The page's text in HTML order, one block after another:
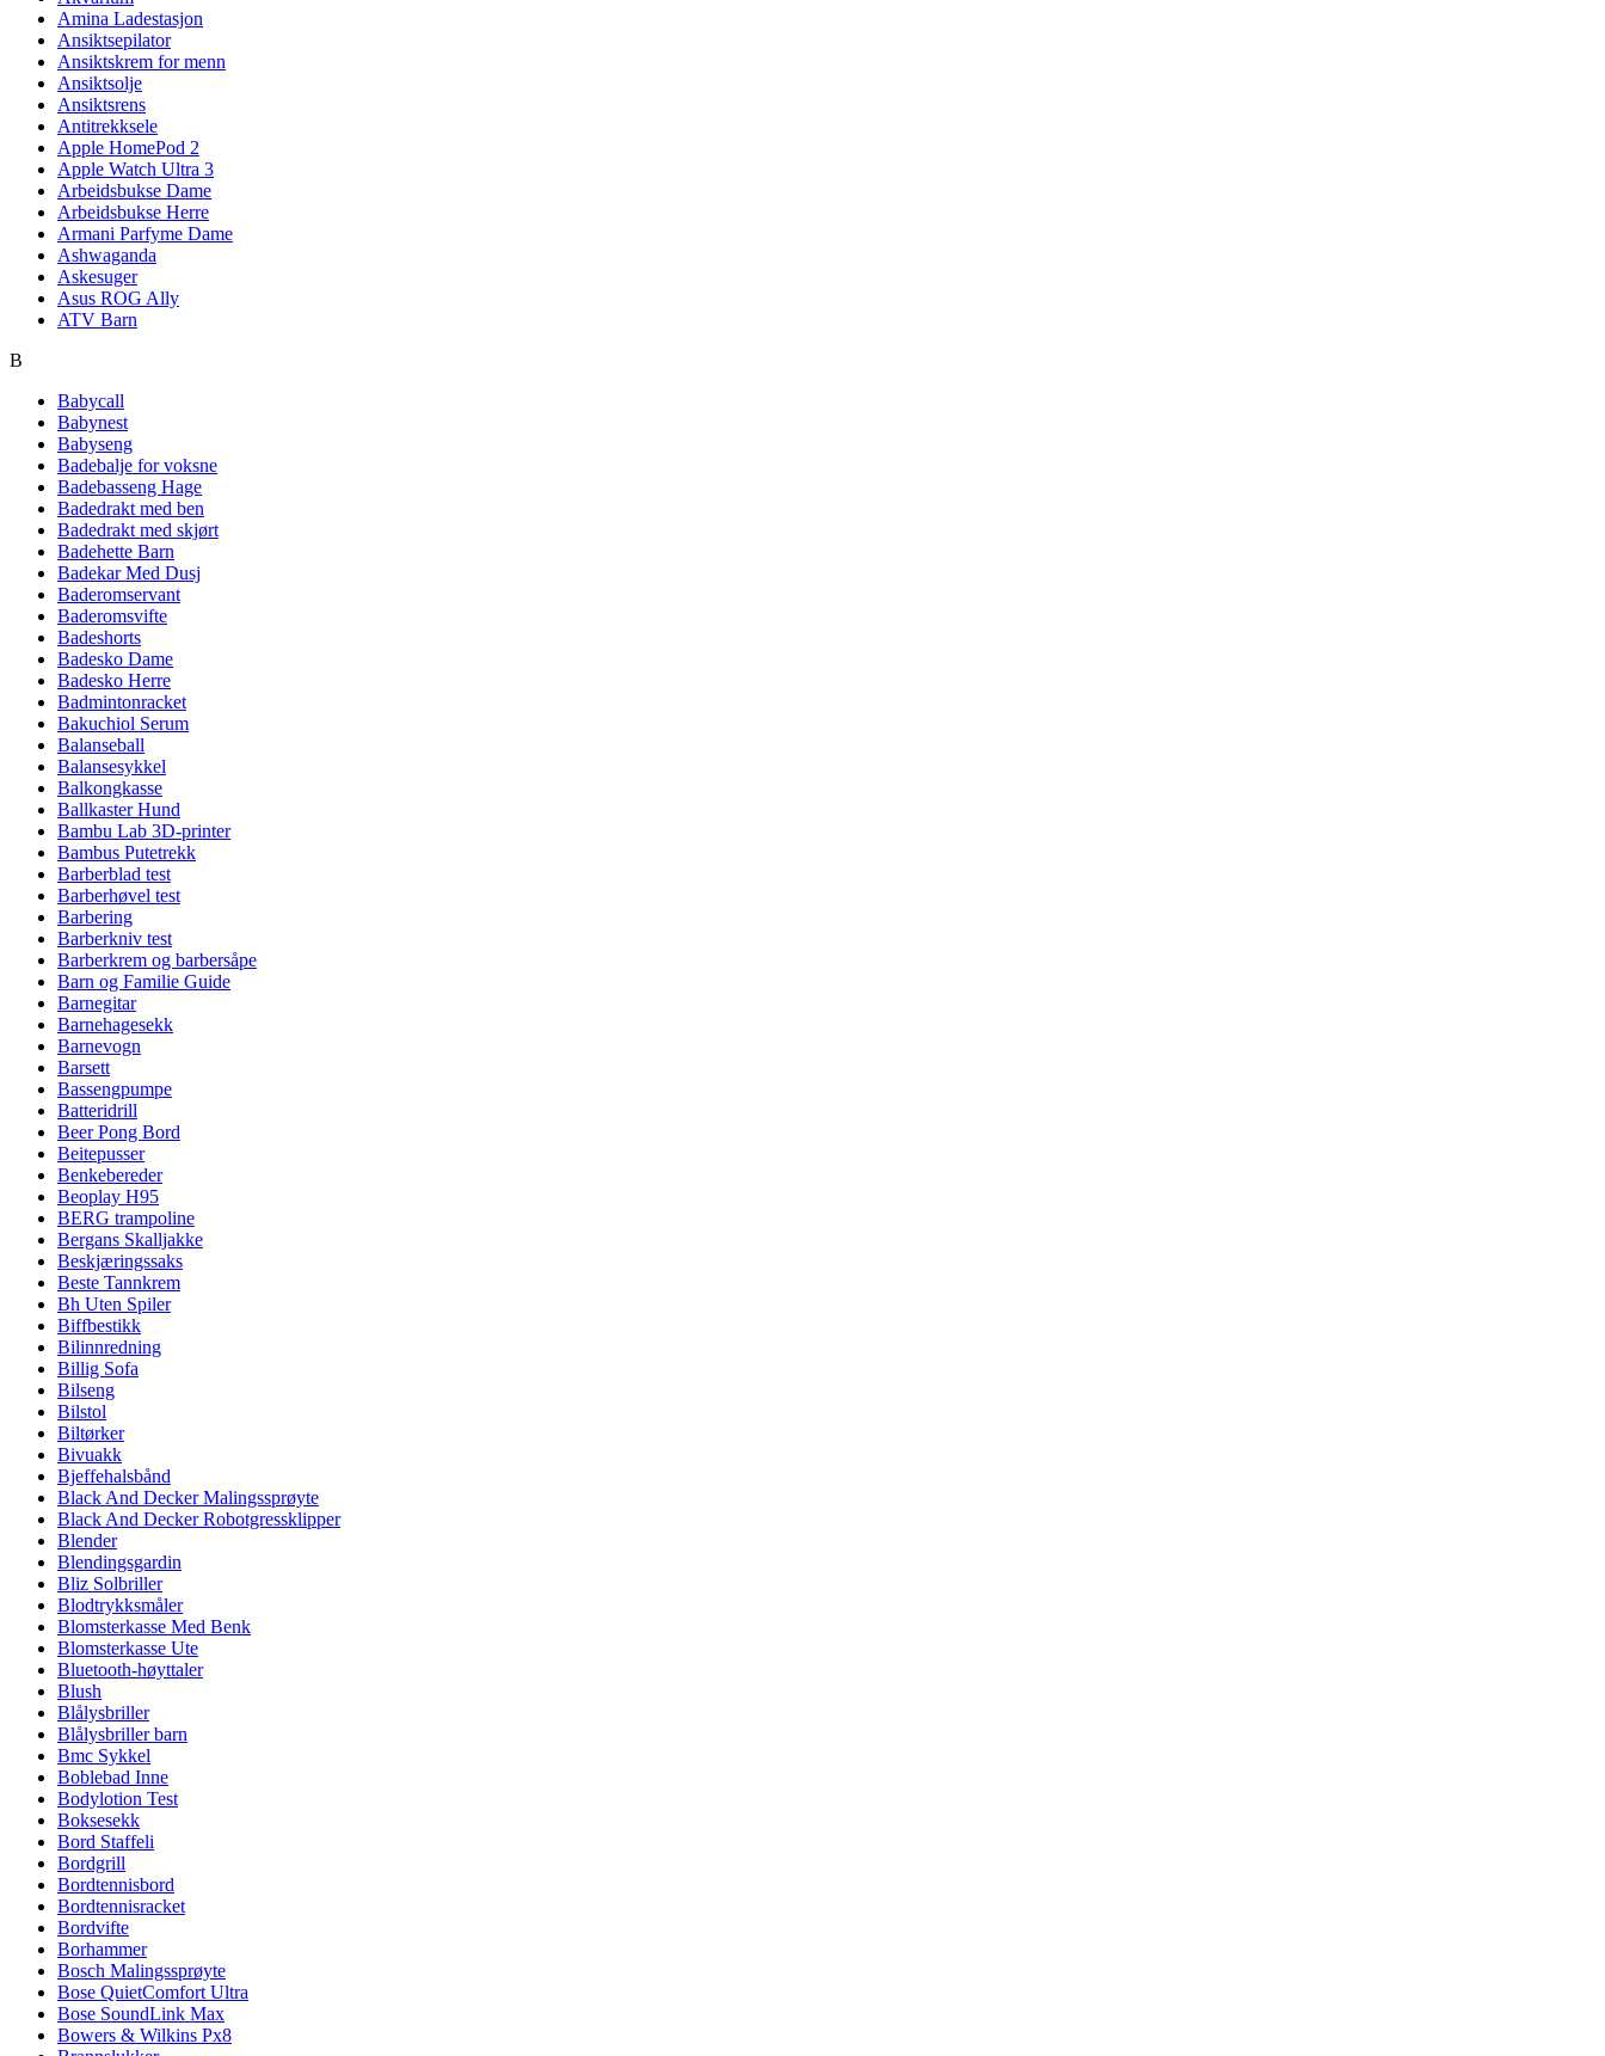
Amina Ladestasjon
Ansiktsepilator
Ansiktskrem for menn
Ansiktsolje
Ansiktsrens
Antitrekksele
Apple HomePod 2
Apple Watch Ultra 3
Arbeidsbukse Dame
Arbeidsbukse Herre
Armani Parfyme Dame
Ashwaganda
Askesuger
Asus ROG Ally
ATV Barn
B
Babycall
Babynest
Babyseng
Badebalje for voksne
Badebasseng Hage
Badedrakt med ben
Badedrakt med skjørt
Badehette Barn
Badekar Med Dusj
Baderomservant
Baderomsvifte
Badeshorts
Badesko Dame
Badesko Herre
Badmintonracket
Bakuchiol Serum
Balanseball
Balansesykkel
Balkongkasse
Ballkaster Hund
Bambu Lab 3D-printer
Bambus Putetrekk
Barberblad test
Barberhøvel test
Barbering
Barberkniv test
Barberkrem og barbersåpe
Barn og Familie Guide
Barnegitar
Barnehagesekk
Barnevogn
Barsett
Bassengpumpe
Batteridrill
Beer Pong Bord
Beitepusser
Benkebereder
Beoplay H95
BERG trampoline
Bergans Skalljakke
Beskjæringssaks
Beste Tannkrem
Bh Uten Spiler
Biffbestikk
Bilinnredning
Billig Sofa
Bilseng
Bilstol
Biltørker
Bivuakk
Bjeffehalsbånd
Black And Decker Malingssprøyte
Black And Decker Robotgressklipper
Blender
Blendingsgardin
Bliz Solbriller
Blodtrykksmåler
Blomsterkasse Med Benk
Blomsterkasse Ute
Bluetooth-høyttaler
Blush
Blålysbriller
Blålysbriller barn
Bmc Sykkel
Boblebad Inne
Bodylotion Test
Boksesekk
Bord Staffeli
Bordgrill
Bordtennisbord
Bordtennisracket
Bordvifte
Borhammer
Bosch Malingssprøyte
Bose QuietComfort Ultra
Bose SoundLink Max
Bowers & Wilkins Px8